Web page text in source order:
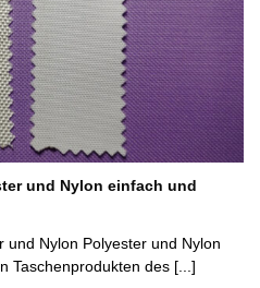
und Nylon einfach und
und Nylon Polyester und Nylon
Taschenprodukten des [...]